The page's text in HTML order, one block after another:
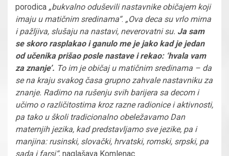
porodica „bukvalno oduševili nastavnike običajem koji
imaju u matičnim sredinama“. „Ova deca su vrlo mirna
i pažljiva, slušaju na nastavi, neverovatni su. Ja sam
se skoro rasplakao i ganulo me je jako kad je jedan
od učenika prišao posle nastave i rekao: ‘hvala vam
za znanje’. To im je običaj u matičnim sredinama – da
se na kraju svakog časa grupno zahvale nastavniku za
znanje. Radimo na rušenju svih barijera sa decom i
učimo o različitostima kroz razne radionice i aktivnosti,
pa tako u školi tradicionalno obeležavamo Dan
maternjih jezika, kad predstavljamo sve jezike, pa i
manjina: rusinski, slovački, hrvatski, romski, srpski, pa
sada i farsi“, naglašava Komlenac.